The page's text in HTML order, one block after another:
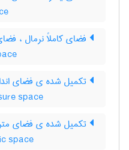
فضای کاملاً نرمال ،
تکمیل شده ی فضای
space
تکمیل شده ی فضای
space